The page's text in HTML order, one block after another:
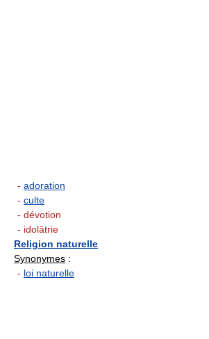
- adoration
- culte
- dévotion
- idolâtrie
Religion naturelle
Synonymes :
- loi naturelle